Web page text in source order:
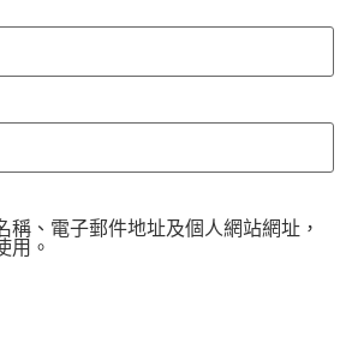
稱、電子郵件地址及個人網站網址，
用。